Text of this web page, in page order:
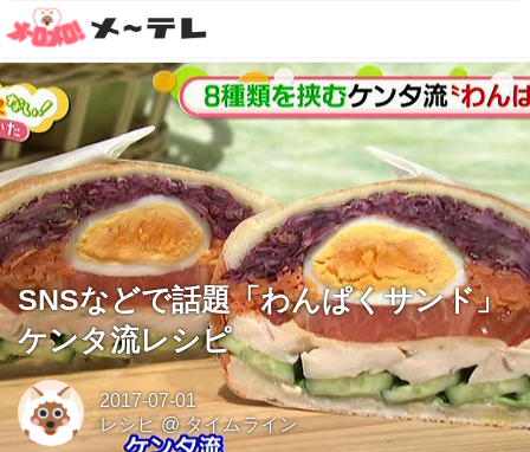
SNSなどで話題「わんぱくサンド」
ケンタ流レシピ
2017-07-01
レシピ@タイムライン